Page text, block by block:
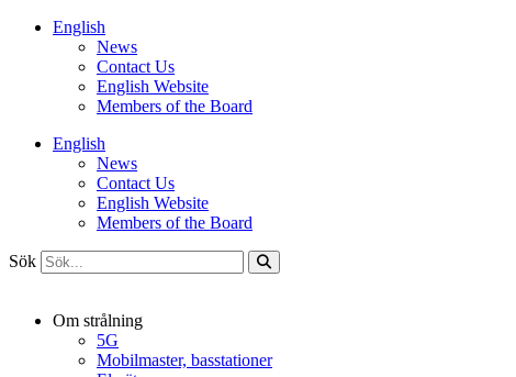
HoppaEnglish
News
Contact Us
English Website
Members of the Board
English
News
Contact Us
English Website
Members of the Board
Sök
Om strålning
5G
Mobilmaster, basstationer